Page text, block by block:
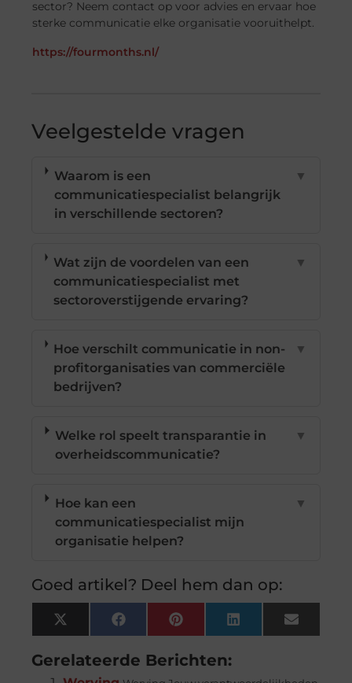
sector? Neem contact op voor advies en ervaar hoe
sterke communicatie elke organisatie vooruithelpt.
https://fourmonths.nl/
Veelgestelde vragen
Waarom is een
communicatiespecialist belangrijk
in verschillende sectoren?
▼
Wat zijn de voordelen van een
communicatiespecialist met
sectoroverstijgende ervaring?
▼
Hoe verschilt communicatie in non-
profitorganisaties van commerciële
bedrijven?
▼
Welke rol speelt transparantie in
overheidscommunicatie?
▼
Hoe kan een
communicatiespecialist mijn
organisatie helpen?
▼
Goed artikel? Deel hem dan op:
X
(Twitter)
FacebookPinterestLinkedInEmail
Gerelateerde Berichten: